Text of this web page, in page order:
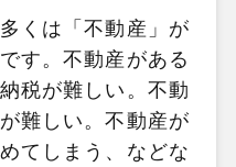
くは「不動産」が
す。不動産がある
税が難しい。不動
難しい。不動産が
てしまう、などな